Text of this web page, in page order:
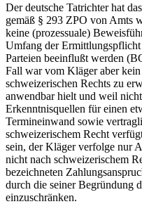
Der deutsche Tatrichter hat
gemäß § 293 ZPO von Amts
keine (prozessuale)
Umfang der
Parteien beeinflußt werden
Fall war vom Kläger aber
schweizerischen Rechts zu
anwendbar hielt und weil
Erkenntnisquellen für einen
Termineinwand sowie
schweizerischem Recht
sein, der Kläger verfolge nur
nicht nach schweizerischem
bezeichneten
durch die seiner Begründung
einzuschränken.